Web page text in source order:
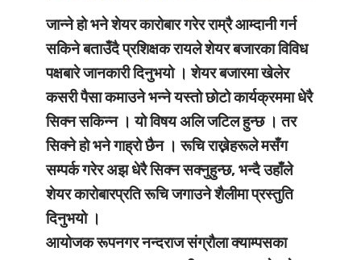
जान्ने हो भने शेयर कारोबार गरेर राम्रै आम्दानी गर्न
सकिने बताउँदै प्रशिक्षक रायले शेयर बजारका विविध
पक्षबारे जानकारी दिनुभयो । शेयर बजारमा खेलेर
कसरी पैसा कमाउने भन्ने यस्तो छोटो कार्यक्रममा धेरै
सिक्न सकिन्न । यो विषय अलि जटिल हुन्छ । तर
सिक्ने हो भने गाह्रो छैन । रूचि राख्नेहरूले मसँग
सम्पर्क गरेर अझ धेरै सिक्न सक्नुहुन्छ, भन्दै उहाँले
शेयर कारोबारप्रति रूचि जगाउने शैलीमा प्रस्तुति
दिनुभयो ।
आयोजक रूपनगर नन्दराज संग्रौला क्याम्पसका